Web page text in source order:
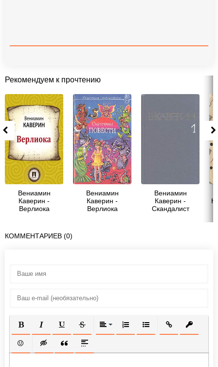
Рекомендуем к прочтению
Вениамин
Каверин -
Верлиока
Вениамин
Каверин -
Верлиока
Вениамин
Каверин -
Скандалист
КОММЕНТАРИЕВ (0)
ПОЛУЖИРНЫЙ
КУРСИВПОДЧЕРКНУТЫЙ
ЗАЧЕРКНУТЫЙВЫРАВНИВАНИЕ
НУМЕРОВАННЫЙ СПИСОК
МАРКИРОВАННЫЙ
ВСТАВИТЬ
ВСТАВИТЬ СМАЙЛИК
ВСТАВКА СКРЫТОГО ТЕКСТА
ВСТАВКА ЦИТАТЫ
ВСТАВКА СПОЙЛЕРА